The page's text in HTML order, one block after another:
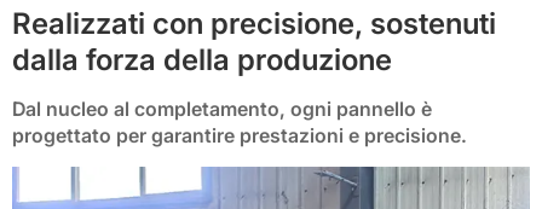
Realizzati con precisione, sostenuti
dalla forza della produzione
Dal nucleo al completamento, ogni pannello è
progettato per garantire prestazioni e precisione.